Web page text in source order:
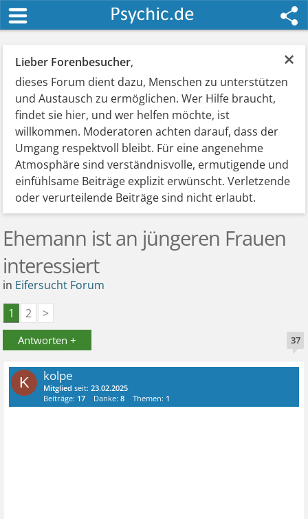
×
Lieber Forenbesucher,
dieses Forum dient dazu, Menschen zu unterstützen
und Austausch zu ermöglichen. Wer Hilfe braucht,
findet sie hier, und wer helfen möchte, ist
willkommen. Moderatoren achten darauf, dass der
Umgang respektvoll bleibt. Für eine angenehme
Atmosphäre sind verständnisvolle, ermutigende und
einfühlsame Beiträge explizit erwünscht. Verletzende
oder verurteilende Beiträge sind nicht erlaubt.
Ehemann ist an jüngeren Frauen
interessiert
in Eifersucht Forum
1
2 >
Antworten + 37
K kolpe
Mitglied seit:23.02.2025
Beiträge: 17 Danke:8 Themen: 1